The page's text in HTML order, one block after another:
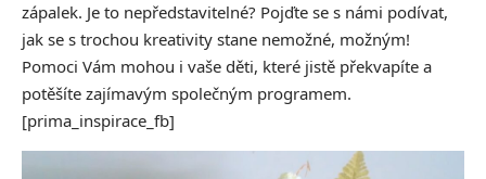
zápalek. Je to nepředstavitelné? Pojďte se s námi podívat,
jak se s trochou kreativity stane nemožné, možným!
Pomoci Vám mohou i vaše děti, které jistě překvapíte a
potěšíte zajímavým společným programem.
[prima_inspirace_fb]